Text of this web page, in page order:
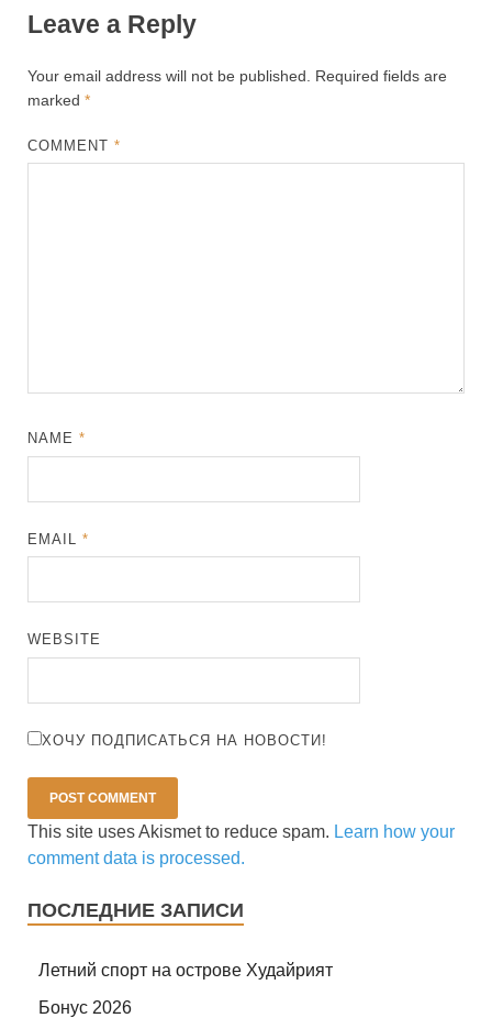
Leave a Reply
Your email address will not be published.
Required fields are
marked *
COMMENT*
NAME*
EMAIL*
WEBSITE
ХОЧУ ПОДПИСАТЬСЯ НА НОВОСТИ!
This site uses Akismet to reduce spam. Learn how your
comment data is processed.
ПОСЛЕДНИЕ ЗАПИСИ
Летний спорт на острове Худайрият
Бонус 2026